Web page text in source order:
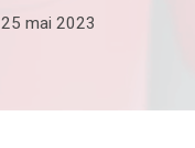
25 mai 2023